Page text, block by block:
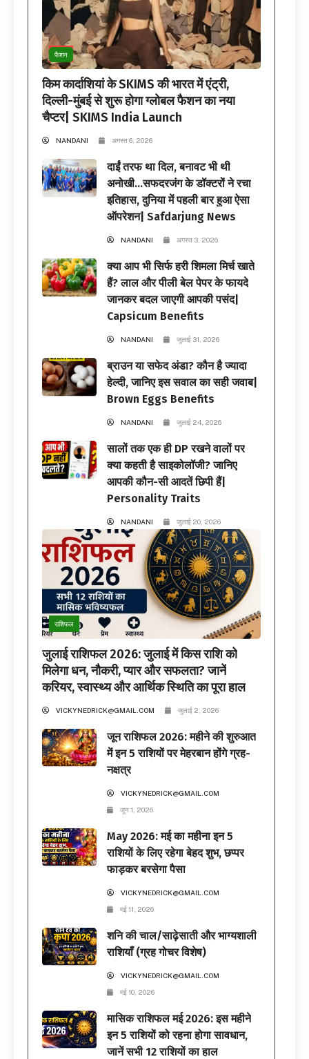
फैशन
किम कार्दाशियां के SKIMS की भारत में एंट्री,
दिल्ली-मुंबई से शुरू होगा ग्लोबल फैशन का नया
चैप्टर| SKIMS India Launch
NANDANI अगस्त 6, 2026
दाईं तरफ था दिल, बनावट भी थी
अनोखी…सफदरजंग के डॉक्टरों ने रचा
इतिहास, दुनिया में पहली बार हुआ ऐसा
ऑपरेशन| Safdarjung News
NANDANI अगस्त 3, 2026
क्या आप भी सिर्फ हरी शिमला मिर्च खाते
हैं? लाल और पीली बेल पेपर के फायदे
जानकर बदल जाएगी आपकी पसंद|
Capsicum Benefits
NANDANI जुलाई 31, 2026
ब्राउन या सफेद अंडा? कौन है ज्यादा
हेल्दी, जानिए इस सवाल का सही जवाब|
Brown Eggs Benefits
NANDANI जुलाई 24, 2026
सालों तक एक ही DP रखने वालों पर
क्या कहती है साइकोलॉजी? जानिए
आपकी कौन-सी आदतें छिपी हैं|
Personality Traits
NANDANI जुलाई 20, 2026
राशिफल
जुलाई राशिफल 2026: जुलाई में किस राशि को
मिलेगा धन, नौकरी, प्यार और सफलता? जानें
करियर, स्वास्थ्य और आर्थिक स्थिति का पूरा हाल
VICKYNEDRICK@GMAIL.COM जुलाई 2, 2026
जून राशिफल 2026: महीने की शुरुआत
में इन 5 राशियों पर मेहरबान होंगे ग्रह-
नक्षत्र
VICKYNEDRICK@GMAIL.COM
जून 1, 2026
May 2026: मई का महीना इन 5
राशियों के लिए रहेगा बेहद शुभ, छप्पर
फाड़कर बरसेगा पैसा
VICKYNEDRICK@GMAIL.COM
मई 11, 2026
शनि की चाल/साढ़ेसाती और भाग्यशाली
राशियाँ (ग्रह गोचर विशेष)
VICKYNEDRICK@GMAIL.COM
मई 10, 2026
मासिक राशिफल मई 2026: इस महीने
इन 5 राशियों को रहना होगा सावधान,
जानें सभी 12 राशियों का हाल